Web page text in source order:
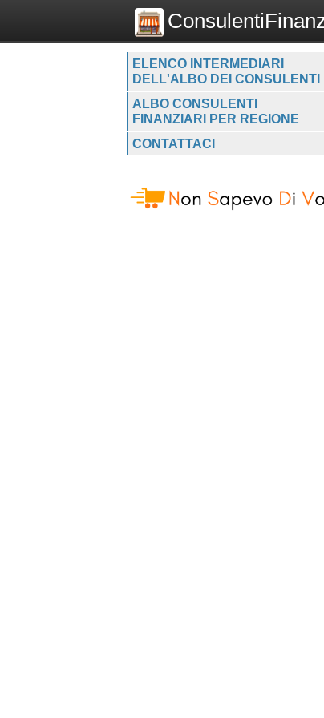
ELENCO INTERMEDIARI
DELL'ALBO DEI CONSULENTI
ALBO CONSULENTI
FINANZIARI PER REGIONE
CONTATTACI